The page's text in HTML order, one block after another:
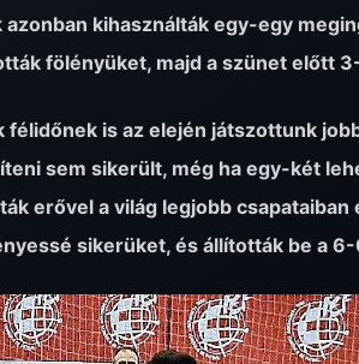
azonban kihasználták egy-egy
fölényüket, majd a szünet előtt
félidőnek is az elején játszottunk
sem sikerült, még ha egy-két
erővel a világ legjobb csapataiban
sikerüket, és állították be a